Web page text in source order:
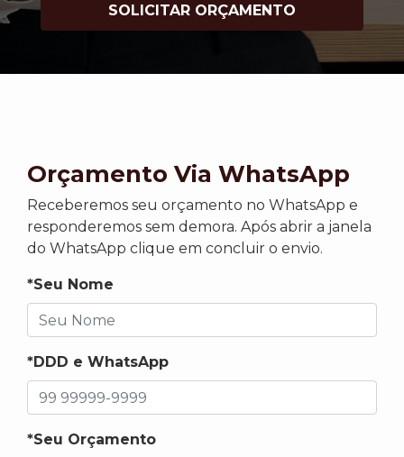
SOLICITAR ORÇAMENTO
Orçamento Via WhatsApp
Receberemos seu orçamento no WhatsApp e
responderemos sem demora. Após abrir a janela
do WhatsApp clique em concluir o envio.
*Seu Nome
*DDD e WhatsApp
*Seu Orçamento